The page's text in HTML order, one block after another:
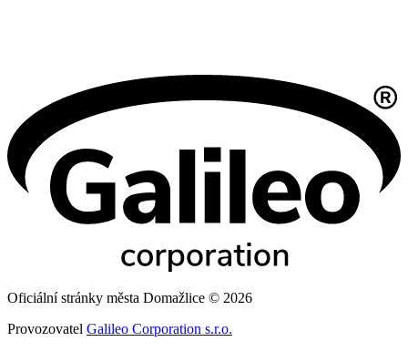
Oficiální stránky města Domažlice © 2026
Provozovatel Galileo Corporation s.r.o.